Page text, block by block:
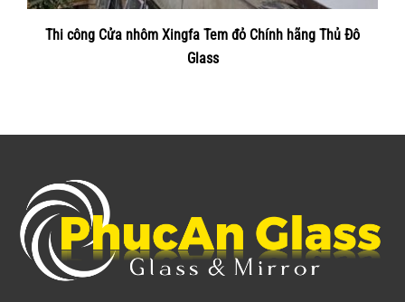
Thi công Cửa nhôm Xingfa Tem đỏ Chính hãng Thủ Đô
Glass